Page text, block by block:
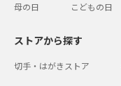
母の日 こどもの日
ストアから探す
切手・はがきストア